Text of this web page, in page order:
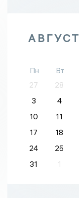
АВГУСТ
Пн Вт
27
28
3
4
10
11
17
18
24
25
31
1